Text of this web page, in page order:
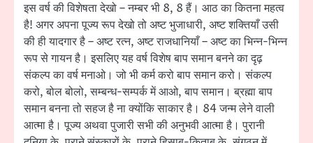
इस वर्ष की विशेषता देखो – नम्बर भी 8, 8 हैं। आठ का कितना महत्व
है! अगर अपना पूज्य रूप देखो तो अष्ट भुजाधारी, अष्ट शक्तियाँ उसी
की ही यादगार है – अष्ट रत्न, अष्ट राजधानियाँ – अष्ट का भिन्न-भिन्न
रूप से गायन है। इसलिए यह वर्ष विशेष बाप समान बनने का दृढ़
संकल्प का वर्ष मनाओ। जो भी कर्म करो बाप समान करो। संकल्प
करो, बोल बोलो, सम्बन्ध-सम्पर्क में आओ, बाप समान। ब्रह्मा बाप
समान बनना तो सहज है ना क्योंकि साकार है। 84 जन्म लेने वाली
आत्मा है। पूज्य अथवा पुजारी सभी की अनुभवी आत्मा है। पुरानी